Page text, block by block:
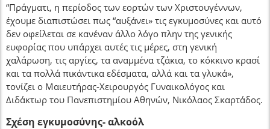
“Πράγματι, η περίοδος των εορτών των Χριστουγέννων,
έχουμε διαπιστώσει πως “αυξάνει» τις εγκυμοσύνες και αυτό
δεν οφείλεται σε κανέναν άλλο λόγο πλην της γενικής
ευφορίας που υπάρχει αυτές τις μέρες, στη γενική
χαλάρωση, τις αργίες, τα αναμμένα τζάκια, το κόκκινο κρασί
και τα πολλά πικάντικα εδέσματα, αλλά και τα γλυκά»,
τονίζει ο Μαιευτήρας-Χειρουργός Γυναικολόγος και
Διδάκτωρ του Πανεπιστημίου Αθηνών, Νικόλαος Σκαρτάδος.
Σχέση εγκυμοσύνης- αλκοόλ